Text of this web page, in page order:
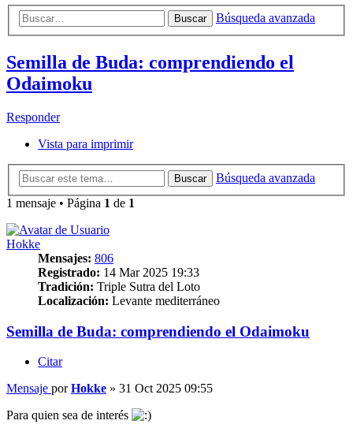
Buscar Búsqueda avanzada
Semilla de Buda: comprendiendo el
Odaimoku
Responder
Vista para imprimir
Buscar
Búsqueda avanzada
1 mensaje • Página 1 de 1
Hokke
Mensajes: 806
Registrado: 14 Mar 2025 19:33
Tradición: Triple Sutra del Loto
Localización: Levante mediterráneo
Semilla de Buda: comprendiendo el Odaimoku
Citar
Mensaje porHokke » 31 Oct 2025 09:55
Para quien sea de interés